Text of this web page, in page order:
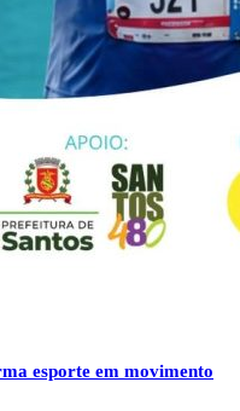
esporte em movimento